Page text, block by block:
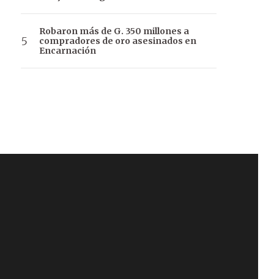
Robaron más de G. 350 millones a
compradores de oro asesinados en
Encarnación